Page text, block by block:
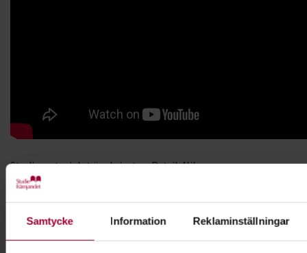
Samtycke Information Reklaminställningar
Studiematerialet är skrivet av Patrik Nilsson,
verksamhetsutvecklare på Studiefrämjandet i Skåne-
åsikter. Syftet är att ni som band tänker och resonerar kring
de frågeställningar och rubriker som dyker upp.